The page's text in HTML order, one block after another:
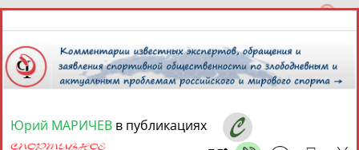
8 августа 2026 года,
Юрий МАРИЧЕВ в публикациях